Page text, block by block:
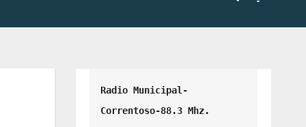
Radio Municipal-
Correntoso-88.3 Mhz.